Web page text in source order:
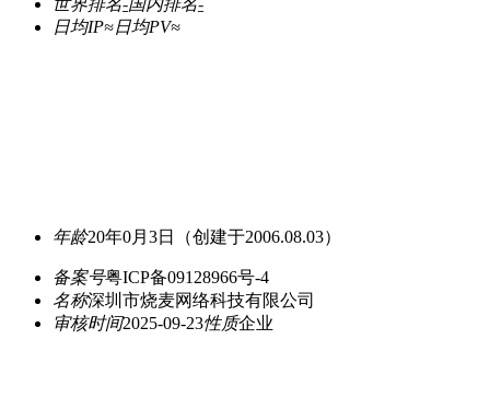
日均IP≈日均PV≈
年龄20年0月3日 （创建于2006.08.03）
备案号粤ICP备09128966号-4
名称深圳市烧麦网络科技有限公司
审核时间2025-09-23性质企业